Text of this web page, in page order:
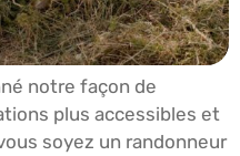
notre façon de
plus accessibles et
soyez un randonneur